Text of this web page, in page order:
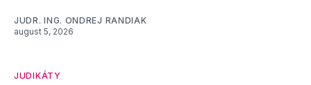
JUDR. ING. ONDREJ RANDIAK
august 5, 2026
JUDIKÁTY